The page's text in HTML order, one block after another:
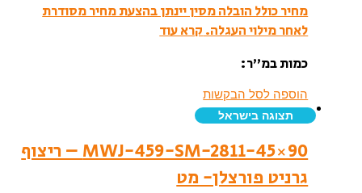
מחיר כולל הובלה מסין יינתן בהצעת מחיר מסודרת
לאחר מילוי העגלה. קרא עוד
כמות במ”ר:
הוספה לסל הבקשות
תצוגה בישראל
MWJ-459-SM-2811-45×90 – ריצוף
גרניט פורצלן- מט